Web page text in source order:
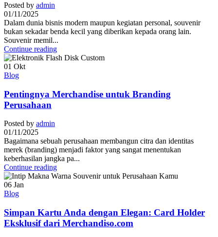
Posted by admin
01/11/2025
Dalam dunia bisnis modern maupun kegiatan personal, souvenir
bukan sekadar benda kecil yang diberikan kepada orang lain.
Souvenir memil...
Continue reading
01 Okt
Blog
Pentingnya Merchandise untuk Branding
Perusahaan
Posted by admin
01/11/2025
Bagaimana sebuah perusahaan membangun citra dan identitas
merek (branding) menjadi faktor yang sangat menentukan
keberhasilan jangka pa...
Continue reading
06 Jan
Blog
Simpan Kartu Anda dengan Elegan: Card Holder
Eksklusif dari Merchandiso.com